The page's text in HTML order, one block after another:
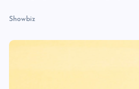
Showbiz